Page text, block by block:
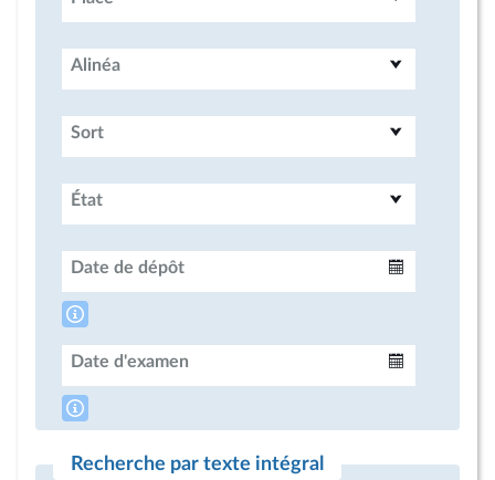
Alinéa
Sort
État
Date de dépôt
Date d'examen
Recherche par texte intégral